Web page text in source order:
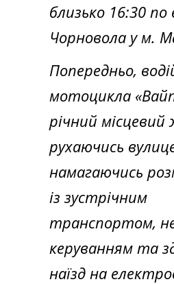
близько 16:30 по
Чорновола у м.
Попередньо,
мотоцикла
річний
рухаючись
намагаючись
із зустрічним
транспортом,
керуванням та
наїзд на